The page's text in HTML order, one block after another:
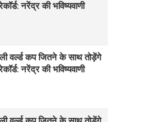
नरेंद्र की भविष्यवाणी
वर्ल्ड कप जितने के साथ तोड़ेंगे
नरेंद्र की भविष्यवाणी